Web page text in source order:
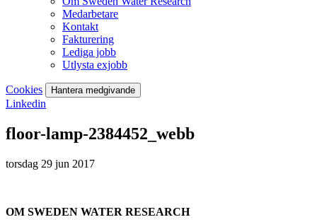
Medarbetare
Kontakt
Fakturering
Lediga jobb
Utlysta exjobb
Cookies Hantera medgivande
Linkedin
floor-lamp-2384452_webb
torsdag 29 jun 2017
OM SWEDEN WATER RESEARCH